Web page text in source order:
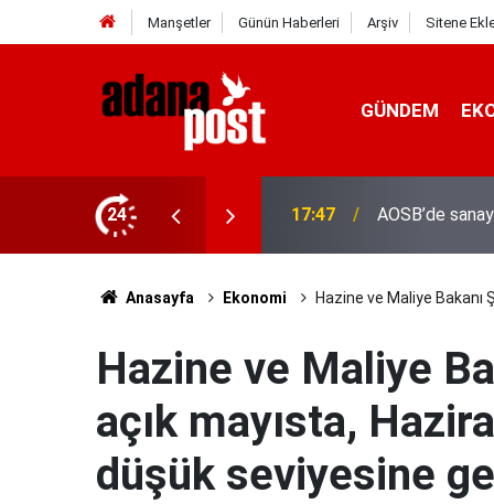
Manşetler Günün Haberleri Arşiv Sitene
GÜNDEM
24 17:41 Adana'da
Anasayfa Ekonomi Hazine ve Maliye Bakanı
Hazine ve Maliye
açık mayısta,
düşük seviyesine